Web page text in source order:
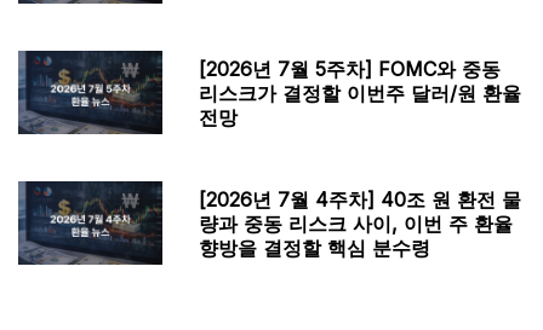
[2026년 7월 5주차] FOMC와 중동
리스크가 결정할 이번주 달러/원 환율
전망
[2026년 7월 4주차] 40조 원 환전 물
량과 중동 리스크 사이, 이번 주 환율
향방을 결정할 핵심 분수령